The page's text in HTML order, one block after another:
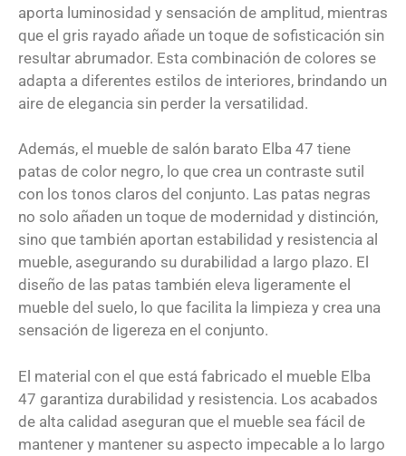
aporta luminosidad y sensación de amplitud, mientras
que el gris rayado añade un toque de sofisticación sin
resultar abrumador. Esta combinación de colores se
adapta a diferentes estilos de interiores, brindando un
aire de elegancia sin perder la versatilidad.
Además, el mueble de salón barato Elba 47 tiene
patas de color negro, lo que crea un contraste sutil
con los tonos claros del conjunto. Las patas negras
no solo añaden un toque de modernidad y distinción,
sino que también aportan estabilidad y resistencia al
mueble, asegurando su durabilidad a largo plazo. El
diseño de las patas también eleva ligeramente el
mueble del suelo, lo que facilita la limpieza y crea una
sensación de ligereza en el conjunto.
El material con el que está fabricado el mueble Elba
47 garantiza durabilidad y resistencia. Los acabados
de alta calidad aseguran que el mueble sea fácil de
mantener y mantener su aspecto impecable a lo largo